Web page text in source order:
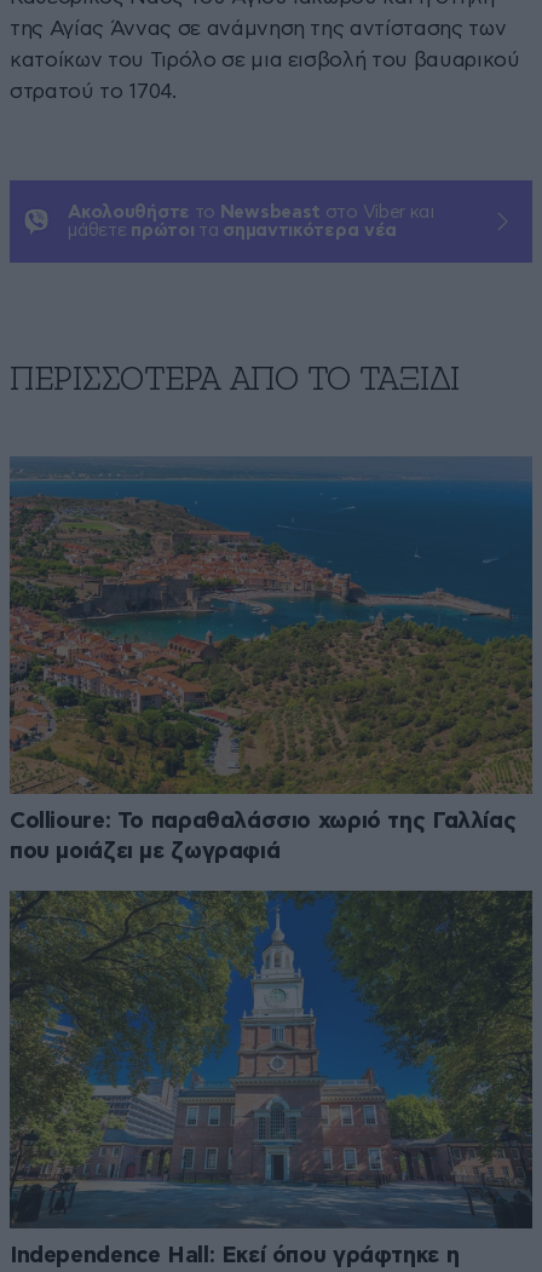
της Αγίας Άννας σε ανάμνηση της αντίστασης των
κατοίκων του Τιρόλο σε μια εισβολή του βαυαρικού
στρατού το 1704.
Ακολουθήστε το Newsbeast στο Viber και
μάθετε πρώτοι τα σημαντικότερα νέα
ΠΕΡΙΣΣΟΤΕΡΑ ΑΠΟ TO ΤΑΞΙΔΙ
Collioure: Το παραθαλάσσιο χωριό της Γαλλίας
που μοιάζει με ζωγραφιά
Independence Hall: Εκεί όπου γράφτηκε η